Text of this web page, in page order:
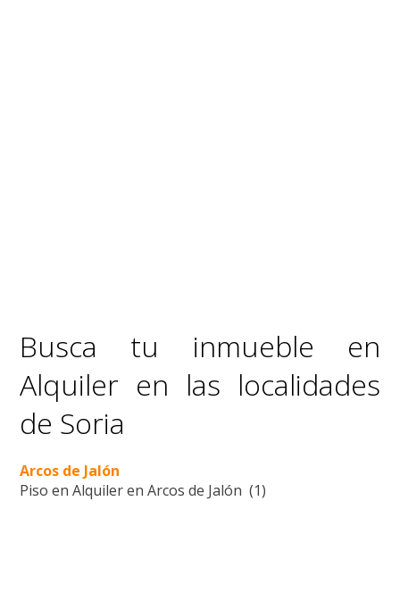
Busca tu inmueble en
Alquiler en las localidades
de Soria
Arcos de Jalón
Piso en Alquiler en Arcos de Jalón (1)